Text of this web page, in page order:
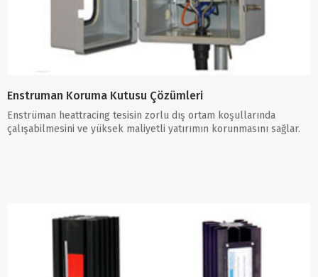
Enstruman Koruma Kutusu Çözümleri
Enstrüman heattracing tesisin zorlu dış ortam koşullarında
çalışabilmesini ve yüksek maliyetli yatırımın korunmasını sağlar.